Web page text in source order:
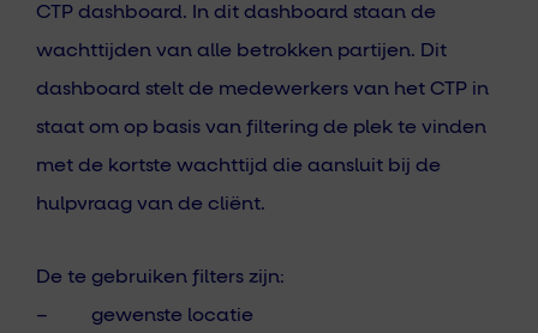
CTP dashboard. In dit dashboard staan de
wachttijden van alle betrokken partijen. Dit
dashboard stelt de medewerkers van het CTP in
staat om op basis van filtering de plek te vinden
met de kortste wachttijd die aansluit bij de
hulpvraag van de cliënt.
De te gebruiken filters zijn:
– gewenste locatie